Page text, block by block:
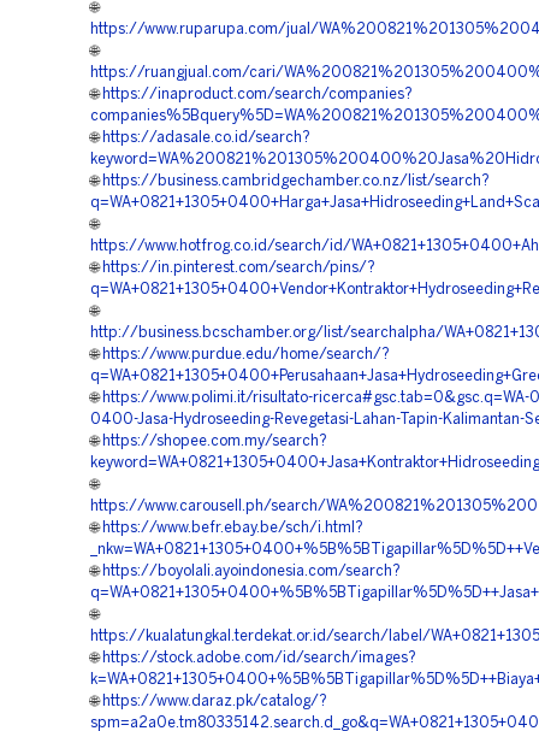
🌐
https://www.ruparupa.com/jual/
🌐
https://ruangjual.com/cari/
🌐 https://inaproduct.com/search/companies?
🌐 https://adasale.co.id/search?
🌐 https://business.cambridgechamber.co.nz/list/search?
🌐
https://www.hotfrog.co.id/search/id/
🌐 https://in.pinterest.com/search/pins/?
🌐
http://business.bcschamber.org/list/searchalpha/
🌐 https://www.purdue.edu/home/search/?
🌐 https://www.polimi.it/risultato-ricerca#gsc.tab=0&gsc.q=WA-
0400-Jasa-Hydroseeding-Revegetasi-Lahan-Tapin-Kalimantan-
🌐 https://shopee.com.my/search?
🌐
https://www.carousell.ph/search/
🌐 https://www.befr.ebay.be/sch/i.html?
🌐 https://boyolali.ayoindonesia.com/search?
🌐
https://kualatungkal.terdekat.or.id/search/label/
🌐 https://stock.adobe.com/id/search/images?
🌐 https://www.daraz.pk/catalog/?